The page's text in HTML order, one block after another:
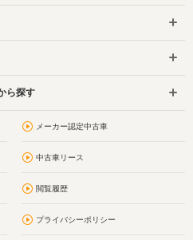
ら探す
メーカー認定中古車
中古車リース
閲覧履歴
プライバシーポリシー